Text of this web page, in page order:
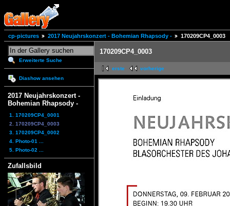
cp-pictures 2017 Neujahrskonzert - Bohemian Rhapsody - 170209CP4_0003
Erweiterte Suche
Diashow ansehen
2017 Neujahrskonzert -
Bohemian Rhapsody -
1. 170209CP4_0001
2. 170209CP4_0003
3. 170209CP4_0002
4. Photo-01 ...
5. Photo-02 ...
Zufallsbild
170209CP4_0003
erste vorherige